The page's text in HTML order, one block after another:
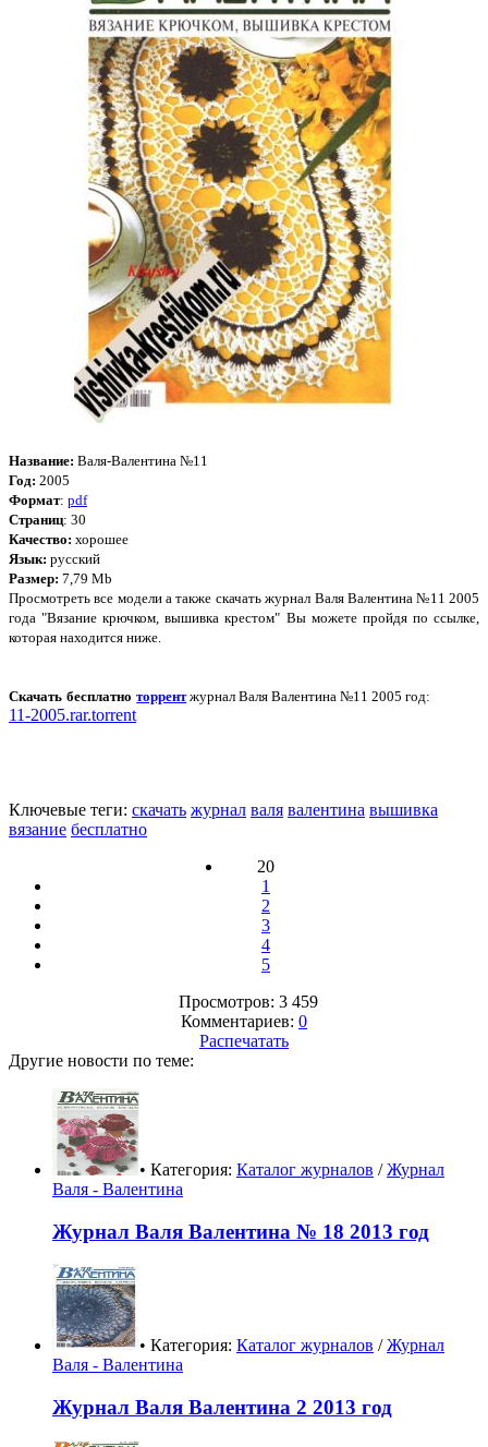
Название: Валя-Валентина №11
Год: 2005
Формат: pdf
Страниц: 30
Качество: хорошее
Язык: русский
Размер: 7,79 Mb
Просмотреть все модели а также скачать журнал Валя Валентина №11 2005
года "Вязание крючком, вышивка крестом" Вы можете пройдя по ссылке,
которая находится ниже.
Скачать бесплатноторрентжурнал Валя Валентина №11 2005 год:
11-2005.rar.torrent
Ключевые теги: скачать журнал валя валентина вышивка
вязание бесплатно
20
1
2
3
4
5
Просмотров: 3 459
Комментариев: 0
Распечатать
Другие новости по теме:
• Категория: Каталог журналов /Журнал
Валя - Валентина
Журнал Валя Валентина № 18 2013 год
• Категория: Каталог журналов /Журнал
Валя - Валентина
Журнал Валя Валентина 2 2013 год